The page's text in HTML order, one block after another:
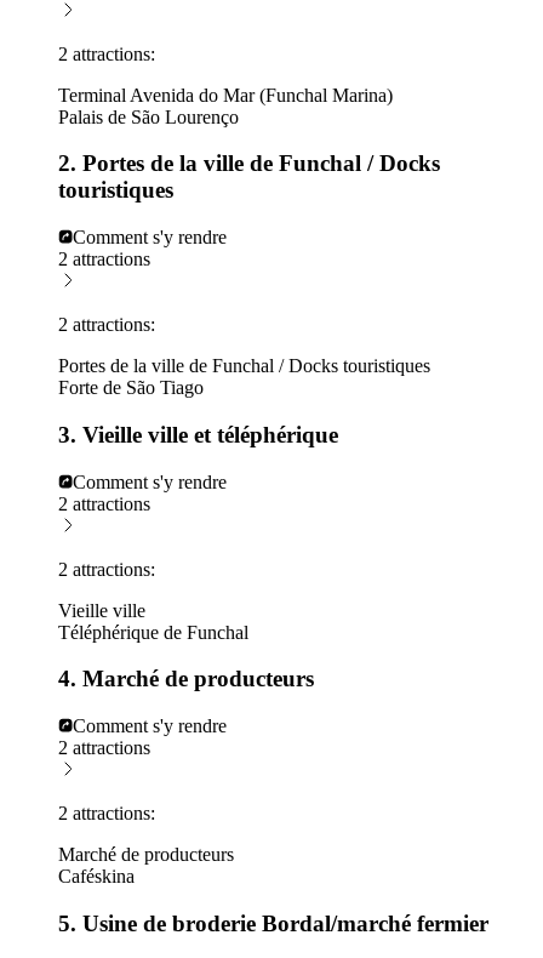
2 attractions:
Terminal Avenida do Mar (Funchal Marina)
Palais de São Lourenço
2. Portes de la ville de Funchal / Docks
touristiques
Comment s'y rendre
2 attractions
2 attractions:
Portes de la ville de Funchal / Docks touristiques
Forte de São Tiago
3. Vieille ville et téléphérique
Comment s'y rendre
2 attractions
2 attractions:
Vieille ville
Téléphérique de Funchal
4. Marché de producteurs
Comment s'y rendre
2 attractions
2 attractions:
Marché de producteurs
Caféskina
5. Usine de broderie Bordal/marché fermier